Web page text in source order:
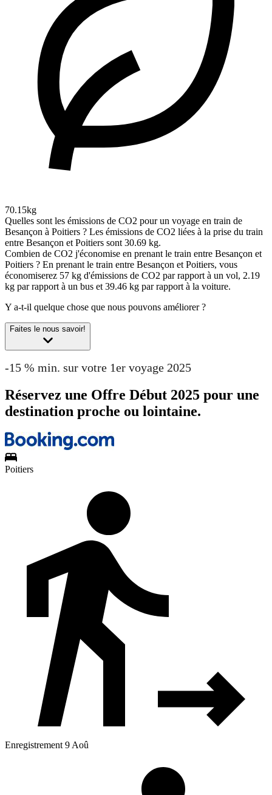
70.15kg
Quelles sont les émissions de CO2 pour un voyage en train de
Besançon à Poitiers ? Les émissions de CO2 liées à la prise du train
entre Besançon et Poitiers sont 30.69 kg.
Combien de CO2 j'économise en prenant le train entre Besançon et
Poitiers ? En prenant le train entre Besançon et Poitiers, vous
économiserez 57 kg d'émissions de CO2 par rapport à un vol, 2.19
kg par rapport à un bus et 39.46 kg par rapport à la voiture.
Y a-t-il quelque chose que nous pouvons améliorer ?
Faites le nous savoir!
-15 % min. sur votre 1er voyage 2025
Réservez une Offre Début 2025 pour une
destination proche ou lointaine.
Poitiers
Enregistrement 9 Aoû